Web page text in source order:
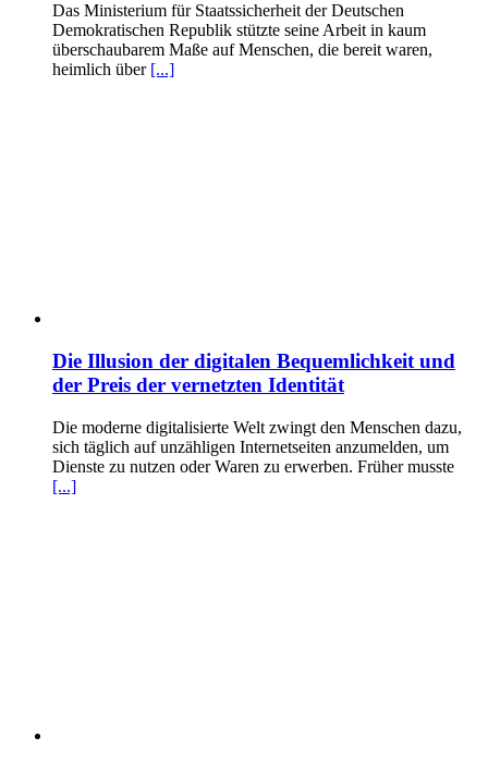
Das Ministerium für Staatssicherheit der Deutschen
Demokratischen Republik stützte seine Arbeit in kaum
überschaubarem Maße auf Menschen, die bereit waren,
heimlich über [...]
Die Illusion der digitalen Bequemlichkeit und
der Preis der vernetzten Identität
Die moderne digitalisierte Welt zwingt den Menschen dazu,
sich täglich auf unzähligen Internetseiten anzumelden, um
Dienste zu nutzen oder Waren zu erwerben. Früher musste
[...]